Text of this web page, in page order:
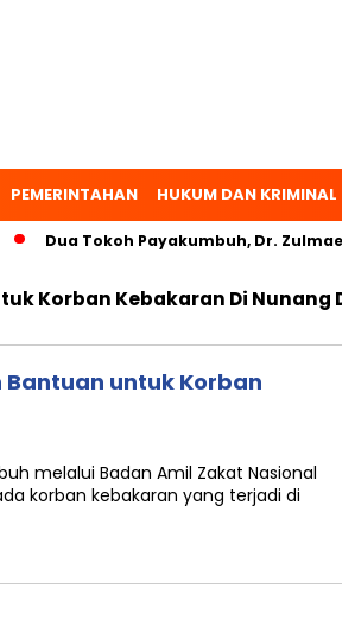
PEMERINTAHAN HUKUM DAN KRIMINAL
Dua Tokoh Payakumbuh, Dr.
Korban Kebakaran Di Nunang
untuk Korban
melalui Badan Amil Zakat Nasional
korban kebakaran yang terjadi di